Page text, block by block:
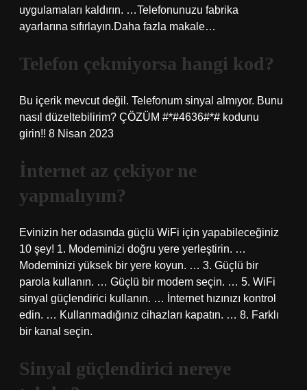
uygulamaları kaldırın. …Telefonunuzu fabrika
ayarlarına sıfırlayın.Daha fazla makale…
Telefon çekmiyorsa hangi kod?
Bu içerik mevcut değil. Telefonum sinyal almıyor. Bunu
nasıl düzeltebilirim? ÇÖZÜM #*#4636#*# kodunu
girin!! 8 Nisan 2023
İnternet az çekiyor ne
yapmalıyım?
Evinizin her odasında güçlü WiFi için yapabileceğiniz
10 şey! 1. Modeminizi doğru yere yerleştirin. …
Modeminizi yüksek bir yere koyun. … 3. Güçlü bir
parola kullanın. … Güçlü bir modem seçin. … 5. WiFi
sinyal güçlendirici kullanın. … İnternet hızınızı kontrol
edin. … Kullanmadığınız cihazları kapatın. … 8. Farklı
bir kanal seçin.
Sinyal güçlendirici nereye